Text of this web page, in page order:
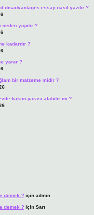
disadvantages essay nasıl yazılır ?
yapılır ?
kadardır ?
yarar ?
bir malzeme midir ?
bakım parası alabilir mi ?
demek ?için admin
demek ?için Sarı